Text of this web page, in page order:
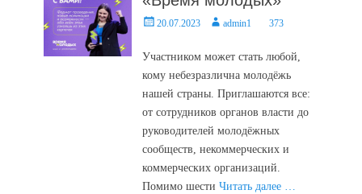
Posted20.07.2023 Authoradmin1 373
Участником может стать любой,
кому небезразлична молодёжь
нашей страны. Приглашаются все:
от сотрудников органов власти до
руководителей молодёжных
сообществ, некоммерческих и
коммерческих организаций.
Помимо шестиЧитать далее …